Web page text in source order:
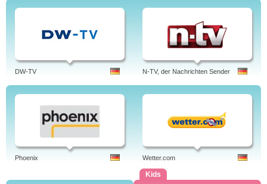
DW-TV N-TV, der Nachrichten Sender
Phoenix Wetter.com
Kids